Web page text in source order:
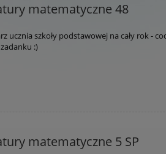
matematyczne 48
ucznia szkoły podstawowej na cały rok -
:)
matematyczne 5 SP